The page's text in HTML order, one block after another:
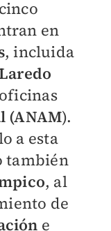
en
, incluida
(ANAM).
a esta
también
, al
de
e